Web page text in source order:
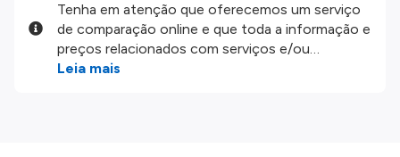
Tenha em atenção que oferecemos um serviço
de comparação online e que toda a informação e
preços relacionados com serviços e/ou
produtos disponíveis no nosso website são
Leia mais